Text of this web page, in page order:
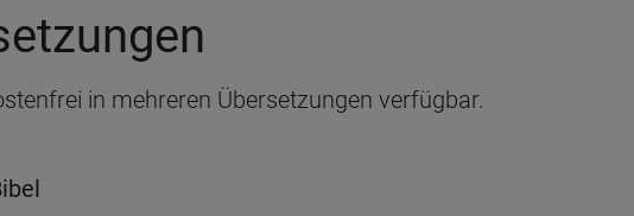
in mehreren Übersetzungen verfügbar.